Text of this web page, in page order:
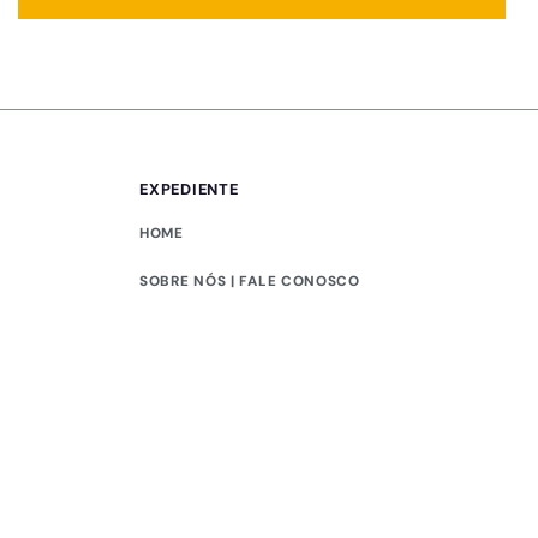
EXPEDIENTE
HOME
SOBRE NÓS | FALE CONOSCO